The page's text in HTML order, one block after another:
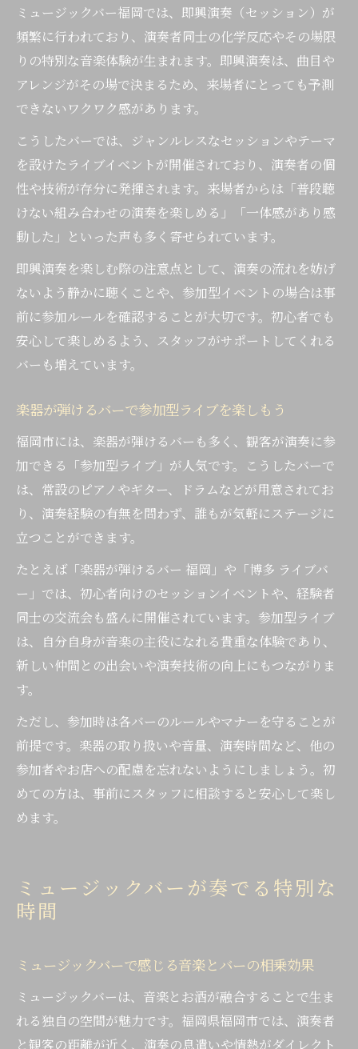
ミュージックバー福岡では、即興演奏（セッション）が
頻繁に行われており、演奏者同士の化学反応やその場限
りの特別な音楽体験が生まれます。即興演奏は、曲目や
アレンジがその場で決まるため、来場者にとっても予測
できないワクワク感があります。
こうしたバーでは、ジャンルレスなセッションやテーマ
を設けたライブイベントが開催されており、演奏者の個
性や技術が存分に発揮されます。来場者からは「普段聴
けない組み合わせの演奏を楽しめる」「一体感があり感
動した」といった声も多く寄せられています。
即興演奏を楽しむ際の注意点として、演奏の流れを妨げ
ないよう静かに聴くことや、参加型イベントの場合は事
前に参加ルールを確認することが大切です。初心者でも
安心して楽しめるよう、スタッフがサポートしてくれる
バーも増えています。
楽器が弾けるバーで参加型ライブを楽しもう
福岡市には、楽器が弾けるバーも多く、観客が演奏に参
加できる「参加型ライブ」が人気です。こうしたバーで
は、常設のピアノやギター、ドラムなどが用意されてお
り、演奏経験の有無を問わず、誰もが気軽にステージに
立つことができます。
たとえば「楽器が弾けるバー 福岡」や「博多 ライブバ
ー」では、初心者向けのセッションイベントや、経験者
同士の交流会も盛んに開催されています。参加型ライブ
は、自分自身が音楽の主役になれる貴重な体験であり、
新しい仲間との出会いや演奏技術の向上にもつながりま
す。
ただし、参加時は各バーのルールやマナーを守ることが
前提です。楽器の取り扱いや音量、演奏時間など、他の
参加者やお店への配慮を忘れないようにしましょう。初
めての方は、事前にスタッフに相談すると安心して楽し
めます。
ミュージックバーが奏でる特別な
時間
ミュージックバーで感じる音楽とバーの相乗効果
ミュージックバーは、音楽とお酒が融合することで生ま
れる独自の空間が魅力です。福岡県福岡市では、演奏者
と観客の距離が近く、演奏の息遣いや情熱がダイレクト